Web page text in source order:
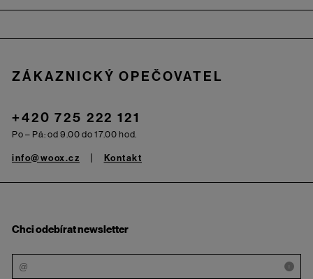
ZÁKAZNICKÝ OPEČOVATEL
+420 725 222 121
Po – Pá: od 9.00 do 17.00 hod.
info@woox.cz Kontakt
Chci odebírat newsletter
i